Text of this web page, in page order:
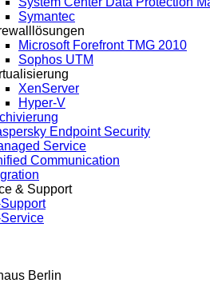
Symantec
Microsoft Forefront TMG 2010
Sophos UTM
XenServer
Hyper-V
Endpoint Security
Service
Communication
& Support
Support
Service
Berlin